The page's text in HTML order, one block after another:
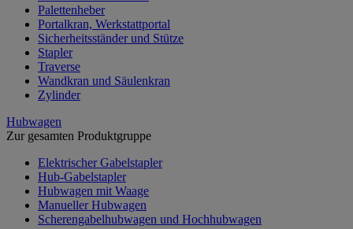
Palettenheber
Portalkran, Werkstattportal
Sicherheitsständer und Stütze
Stapler
Traverse
Wandkran und Säulenkran
Zylinder
Hubwagen
Zur gesamten Produktgruppe
Elektrischer Gabelstapler
Hub-Gabelstapler
Hubwagen mit Waage
Manueller Hubwagen
Scherengabelhubwagen und Hochhubwagen